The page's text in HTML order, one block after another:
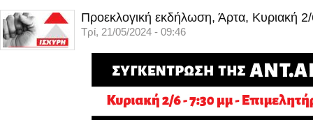
Προεκλογική εκδήλωση, Άρτα, Κυριακή
Τρί, 21/05/2024 - 09:46